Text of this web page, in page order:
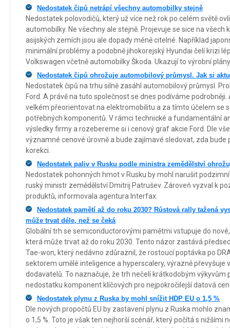
Nedostatek čipů netrápí všechny automobilky stejně
Nedostatek polovodičů, který už více než rok po celém světě
automobilky. Ne všechny ale stejně. Projevuje se sice na všech
asijských zemích jsou ale dopady méně citelné. Například
minimální problémy a podobně jihokorejský Hyundai čelí krizi
Volkswagen včetně automobilky Škoda. Ukazují to výrobní
Nedostatek čipů ohrožuje automobilový průmysl. Jak si
Nedostatek čipů na trhu silně zasáhl automobilový průmysl.
Ford. A právě na tuto společnost se dnes podíváme
velkém přeorientovat na elektromobilitu a za tímto účelem se
potřebných komponentů. V rámci technické a fundamentální
výsledky firmy a rozebereme si i cenový graf akcie Ford. Dle
významné cenové úrovně a bude zajímavé sledovat, zda bude
korekci.
Nedostatek paliv v Rusku podle ministra zemědělství
Nedostatek pohonných hmot v Rusku by mohl narušit
ruský ministr zemědělství Dmitrij Patrušev. Zároveň vyzval k
produktů, informovala agentura Interfax.
Nedostatek pamětí až do roku 2030? Růstová rally tažená
může trvat déle, než se čeká
Globální trh se semiconductorovými pamětmi vstupuje do
která může trvat až do roku 2030. Tento názor zastává
Tae-won, který nedávno zdůraznil, že rostoucí poptávka po
sektorem umělé inteligence a hyperscalery, výrazně převyšuje
dodavatelů. To naznačuje, že trh nečelí krátkodobým výkyvům
nedostatku komponent klíčových pro nejpokročilejší datová
Nedostatek plynu z Ruska by mohl snížit HDP EU o 1,5 %
Dle nových propočtů EU by zastavení plynu z Ruska mohlo
o 1,5 %. Toto je však ten nejhorší scénář, který počítá s nižšími